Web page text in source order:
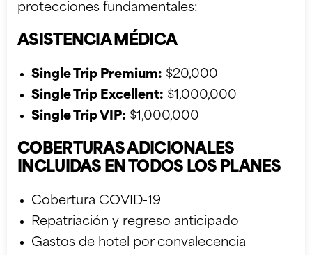
protecciones fundamentales:
ASISTENCIA MÉDICA
Single Trip Premium: $20,000
Single Trip Excellent: $1,000,000
Single Trip VIP: $1,000,000
COBERTURAS ADICIONALES
INCLUIDAS EN TODOS LOS PLANES
Cobertura COVID-19
Repatriación y regreso anticipado
Gastos de hotel por convalecencia